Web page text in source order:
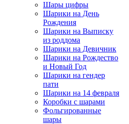
Шары цифры
Шарики на День
Рождения
Шарики на Выписку
из роддома
Шарики на Девичник
Шарики на Рождество
и Новый Год
Шарики на гендер
пати
Шарики на 14 февраля
Коробки с шарами
Фольгированные
шары